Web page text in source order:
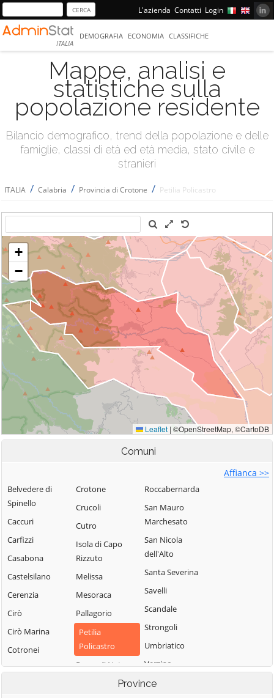
L'azienda Contatti Login
ITALIA
DEMOGRAFIA ECONOMIA CLASSIFICHE
Mappe, analisi e
statistiche sulla
popolazione residente
Bilancio demografico, trend della popolazione e delle
famiglie, classi di età ed età media, stato civile e
stranieri
ITALIA / Calabria / Provincia di Crotone / Petilia Policastro
Comuni
Affianca >>
Belvedere di
Spinello
Caccuri
Carfizzi
Casabona
Castelsilano
Cerenzia
Cirò
Cirò Marina
Cotronei
Crotone
Crucoli
Cutro
Isola di Capo
Rizzuto
Melissa
Mesoraca
Pallagorio
Petilia
Policastro
Rocca di Neto
Roccabernarda
San Mauro
Marchesato
San Nicola
dell'Alto
Santa Severina
Savelli
Scandale
Strongoli
Umbriatico
Verzino
Province